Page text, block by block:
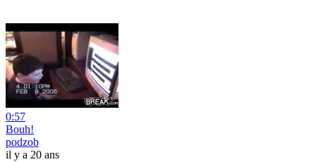
0:57
Bouh!
podzob
il y a 20 ans